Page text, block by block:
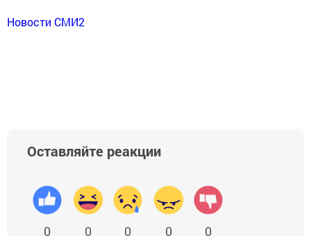
Новости СМИ2
Оставляйте реакции
0 0 0 0 0